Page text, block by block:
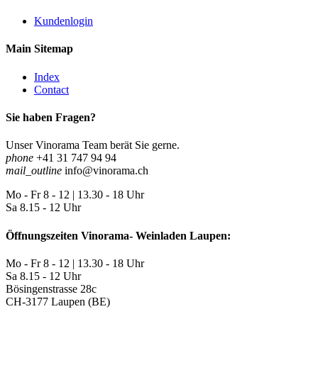
Kundenlogin
Main Sitemap
Index
Contact
Sie haben Fragen?
Unser Vinorama Team berät Sie gerne.
phone +41 31 747 94 94
mail_outline info@vinorama.ch
Mo - Fr8 - 12 | 13.30 - 18 Uhr
Sa 8.15 - 12 Uhr
Öffnungszeiten Vinorama- Weinladen Laupen:
Mo - Fr8 - 12 | 13.30 - 18 Uhr
Sa 8.15 - 12 Uhr
Bösingenstrasse 28c
CH-3177 Laupen (BE)